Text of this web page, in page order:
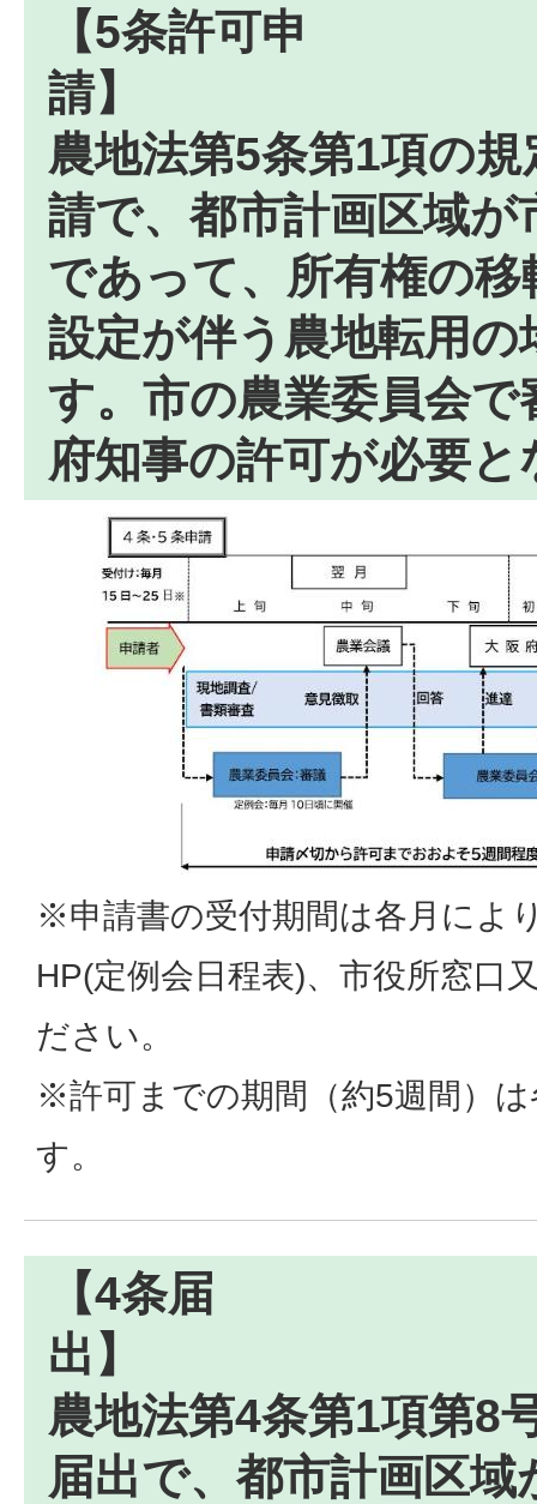
【5条許可申
農地法第5条第1項の
請で、都市計画区域が
であって、所有権の
設定が伴う農地転用
す。市の農業委員会で
府知事の許可が必要
※申請書の受付期間は各月によ
HP(定例会日程表)、市役所窓口
ださい。
※許可までの期間（約5週間）
す。
【4条届
農地法第4条第1項第8
届出で、都市計画区域